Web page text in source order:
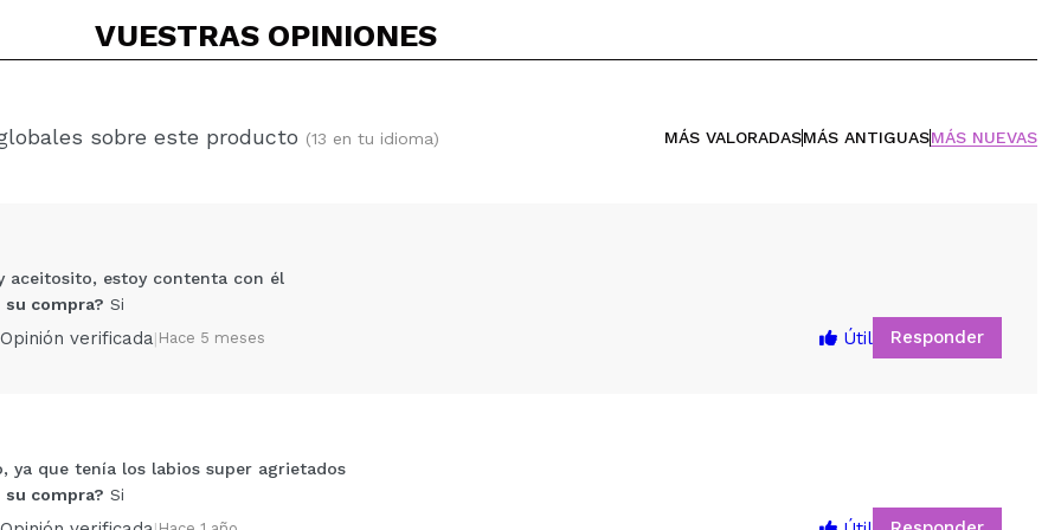
VUESTRAS OPINIONES
sobre este producto (13 en tu idioma) MÁS VALORADASMÁS ANTIGUASMÁS NUEVAS
Compartir un vídeo o una foto
Tu vídeo podría ser el primero. Imagínatelo...
aceitosito, estoy contenta con él
su compra? Si
verificada| Hace 5 meses Útil Responder
ya que tenía los labios super agrietados
su compra? Si